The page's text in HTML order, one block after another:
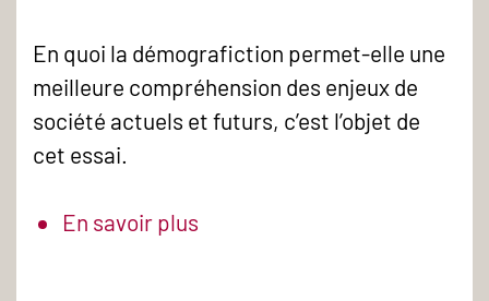
En quoi la démografiction permet-elle une
meilleure compréhension des enjeux de
société actuels et futurs, c’est l’objet de
cet essai.
En savoir plus